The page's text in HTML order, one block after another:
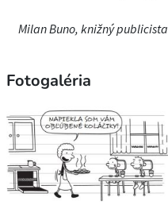
Milan Buno, knižný publicista
Fotogaléria